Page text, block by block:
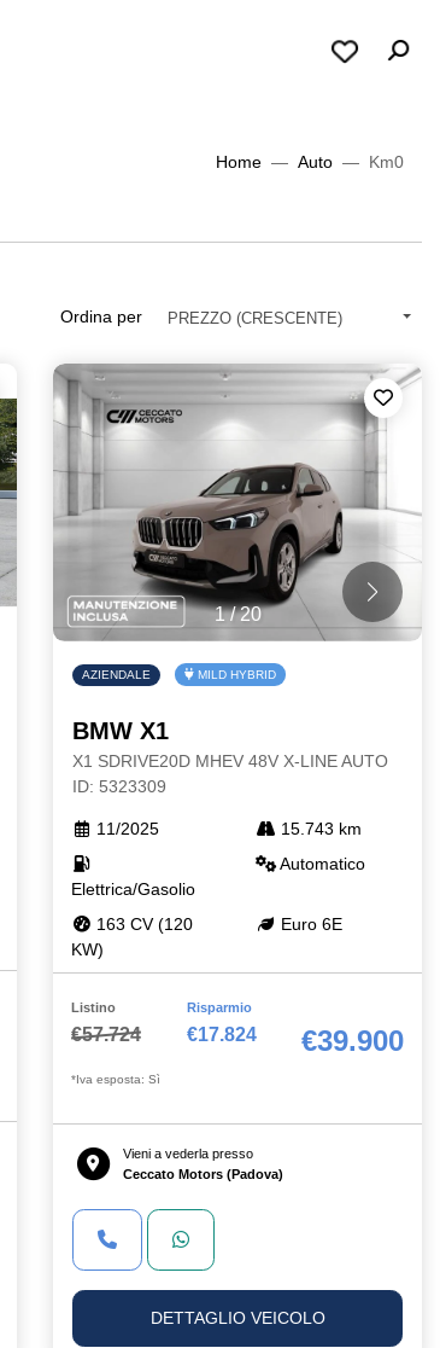
Home Auto Km0
Ordina per PREZZO (CRESCENTE)
1/20
AZIENDALE MILD HYBRID
BMW X1
X1 SDRIVE20D MHEV 48V X-LINE AUTO
ID: 5323309
11/2025 15.743 km
Elettrica/Gasolio
Automatico
163 CV (120
KW)
Euro 6E
Listino
€57.724
Risparmio
€17.824 €39.900
*Iva esposta: Sì
Vieni a vederla presso
Ceccato Motors (Padova)
DETTAGLIO VEICOLO